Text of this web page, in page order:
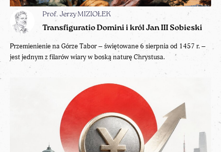
Prof. Jerzy MIZIOŁEK
Transfiguratio Domini i król Jan III Sobieski
Przemienienie na Górze Tabor – świętowane 6 sierpnia od 1457 r. –
jest jednym z filarów wiary w boską naturę Chrystusa.